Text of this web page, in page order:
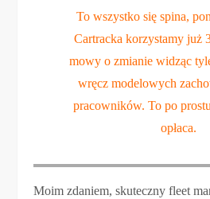
To wszystko się spina,
Cartracka korzystamy już
mowy o zmianie widząc
wręcz modelowych
pracowników. To po
opłaca.
Moim zdaniem, skuteczny fleet